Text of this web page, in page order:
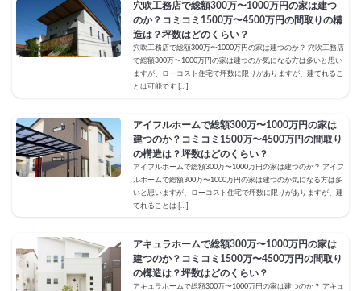
穴吹工務店で総額300万〜1000万円の家は建つ
のか？コミコミ1500万〜4500万円の間取りの構
造は？坪数はどのくらい？
穴吹工務店で総額300万〜1000万円の家は建つのか？ 穴吹工務店
で総額300万〜1000万円の家は建つのか気になる方は多いと思い
ますが、ローコスト住宅で坪数に限りがありますが、建てれるこ
とは可能です […]
アイフルホームで総額300万〜1000万円の家は
建つのか？コミコミ1500万〜4500万円の間取り
の構造は？坪数はどのくらい？
アイフルホームで総額300万〜1000万円の家は建つのか？ アイフ
ルホームで総額300万〜1000万円の家は建つのか気になる方は多
いと思いますが、ローコスト住宅で坪数に限りがありますが、建
てれることは […]
アキュラホームで総額300万〜1000万円の家は
建つのか？コミコミ1500万〜4500万円の間取り
の構造は？坪数はどのくらい？
アキュラホームで総額300万〜1000万円の家は建つのか？ アキュ